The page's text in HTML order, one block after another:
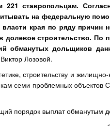
ставропольцам.
на федеральную
края по ряду причин
строительство. По
обманутых дольщиков
Лозовой.
строительству и
семи проблемных объектов
порядок выплат обманутым